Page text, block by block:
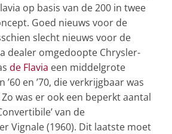
op basis van de 200 in twee
Goed nieuws voor de
slecht nieuws voor de
dealer omgedoopte Chrysler-
de Flavia een middelgrote
’60 en ’70, die verkrijgbaar was
was er ook een beperkt aantal
van de
Vignale (1960). Dit laatste moet